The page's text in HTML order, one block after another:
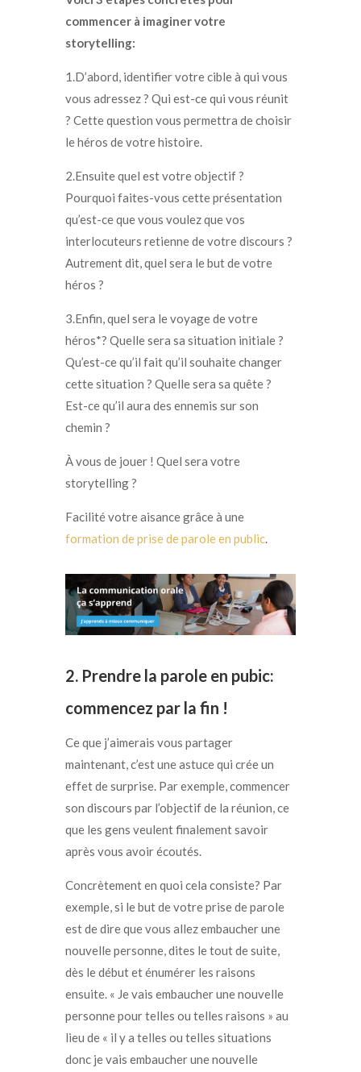
commencer à imaginer votre
storytelling:
1.D’abord, identifier votre cible à qui vous
vous adressez ? Qui est-ce qui vous réunit
? Cette question vous permettra de choisir
le héros de votre histoire.
2.Ensuite quel est votre objectif ?
Pourquoi faites-vous cette présentation
qu’est-ce que vous voulez que vos
interlocuteurs retienne de votre discours ?
Autrement dit, quel sera le but de votre
héros ?
3.Enfin, quel sera le voyage de votre
héros*? Quelle sera sa situation initiale ?
Qu’est-ce qu’il fait qu’il souhaite changer
cette situation ? Quelle sera sa quête ?
Est-ce qu’il aura des ennemis sur son
chemin ?
À vous de jouer ! Quel sera votre
storytelling ?
Facilité votre aisance grâce à une
formation de prise de parole en public.
2. Prendre la parole en pubic:
commencez par la fin !
Ce que j’aimerais vous partager
maintenant, c’est une astuce qui crée un
effet de surprise. Par exemple, commencer
son discours par l’objectif de la réunion, ce
que les gens veulent finalement savoir
après vous avoir écoutés.
Concrètement en quoi cela consiste? Par
exemple, si le but de votre prise de parole
est de dire que vous allez embaucher une
nouvelle personne, dites le tout de suite,
dès le début et énumérer les raisons
ensuite. « Je vais embaucher une nouvelle
personne pour telles ou telles raisons » au
lieu de « il y a telles ou telles situations
donc je vais embaucher une nouvelle